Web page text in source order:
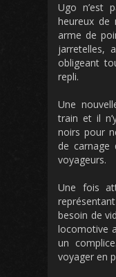
Ugo n’est
heureux de
arme de
jarretelles,
obligeant
repli.
Une
train et il
noirs pour
de carnage
voyageurs.
Une fois
besoin de
locomotive
un
voyager en